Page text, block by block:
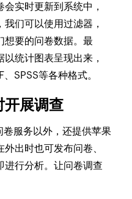
实时更新到系统中，
们可以使用过滤器，
想要的问卷数据。最
统计图表呈现出来，
SPSS等各种格式。
开展调查
服务以外，还提供苹果
出时也可发布问卷、
进行分析。让问卷调查